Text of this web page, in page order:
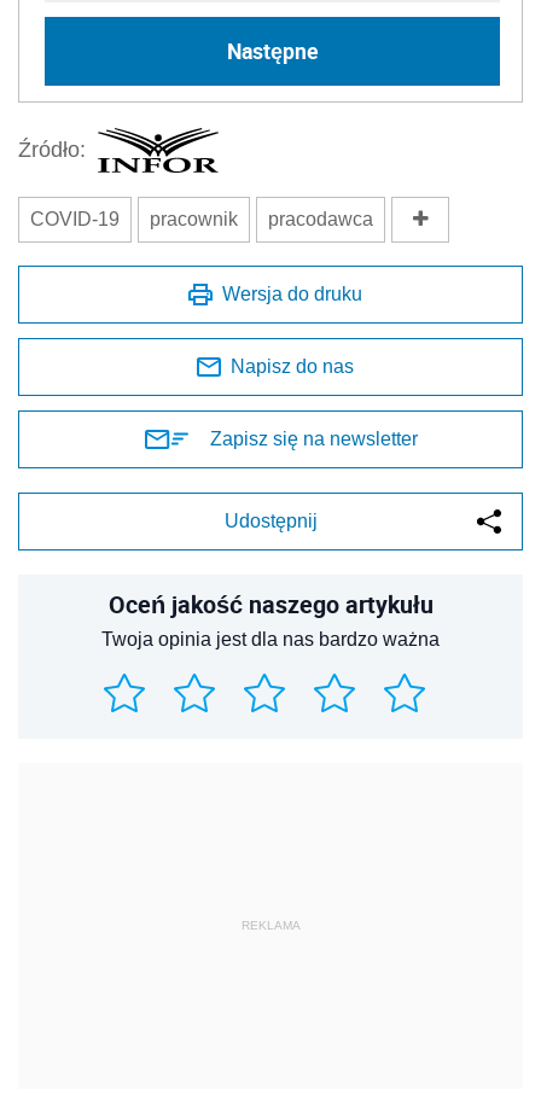
Następne
Źródło:
COVID-19 pracownik pracodawca
Wersja do druku
Napisz do nas
Zapisz się na newsletter
Udostępnij
Oceń jakość naszego artykułu
Twoja opinia jest dla nas bardzo ważna
REKLAMA